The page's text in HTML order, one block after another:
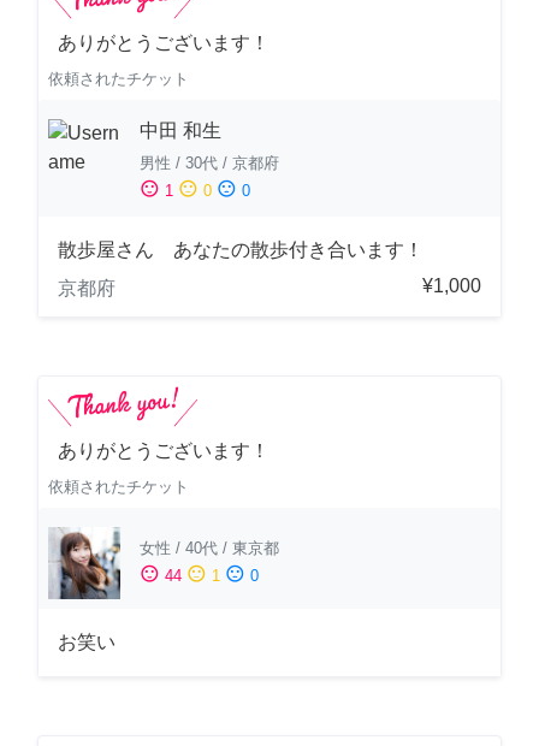
ありがとうございます！
依頼されたチケット
中田 和生
男性 / 30代 / 京都府
sentiment_satisfied 1 sentiment_neutral 0 sentiment_dissatisfied 0
散歩屋さん あなたの散歩付き合います！
京都府
¥1,000
ありがとうございます！
依頼されたチケット
女性 / 40代 / 東京都
sentiment_satisfied 44 sentiment_neutral 1 sentiment_dissatisfied 0
お笑い